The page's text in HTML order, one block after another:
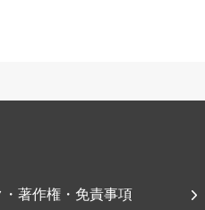
・著作権・免責事項